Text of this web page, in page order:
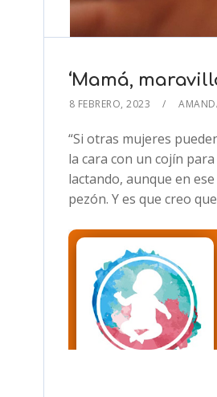
‘Mamá,
8 FEBRERO, 2023
“Si otras mujeres
la cara con un cojín
lactando, aunque en
pezón. Y es que creo